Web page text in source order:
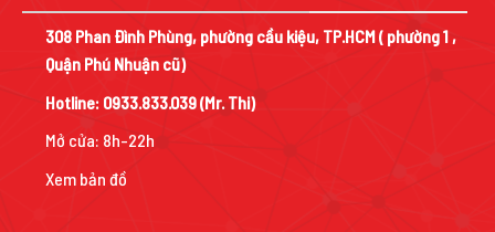
308 Phan Đình Phùng, phường cầu kiệu, TP.HCM ( phường 1 ,
Quận Phú Nhuận cũ)
Hotline: 0933.833.039(Mr. Thi)
Mở cửa: 8h-22h
Xem bản đồ